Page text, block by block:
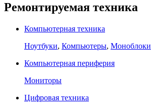
Ремонтируемая техника
Компьютерная техника
Ноутбуки, Компьютеры, Моноблоки
Компьютерная периферия
Мониторы
Цифровая техника